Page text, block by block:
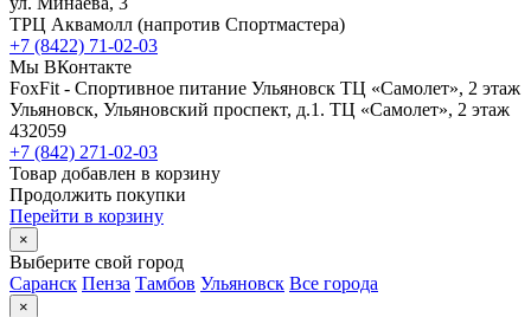
ТРЦ Аквамолл (напротив Спортмастера)
+7 (8422) 71-02-03
Мы ВКонтакте
FoxFit - Спортивное питание Ульяновск ТЦ «Самолет», 2 этаж
Ульяновск, Ульяновский проспект, д.1. ТЦ «Самолет», 2 этаж
432059
+7 (842) 271-02-03
Товар добавлен в корзину
Продолжить покупки
Перейти в корзину
×
Выберите свой город
Саранск Пенза Тамбов Ульяновск Все города
×